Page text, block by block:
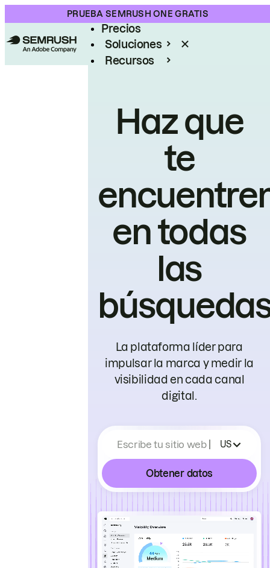
PRUEBA SEMRUSH ONE GRATIS
Producto
Precios
Soluciones
Recursos
Haz que
te
en todas
las
La plataforma líder para
impulsar la marca y medir la
visibilidad en cada canal
digital.
Escribe tu sitio web US
Obtener datos